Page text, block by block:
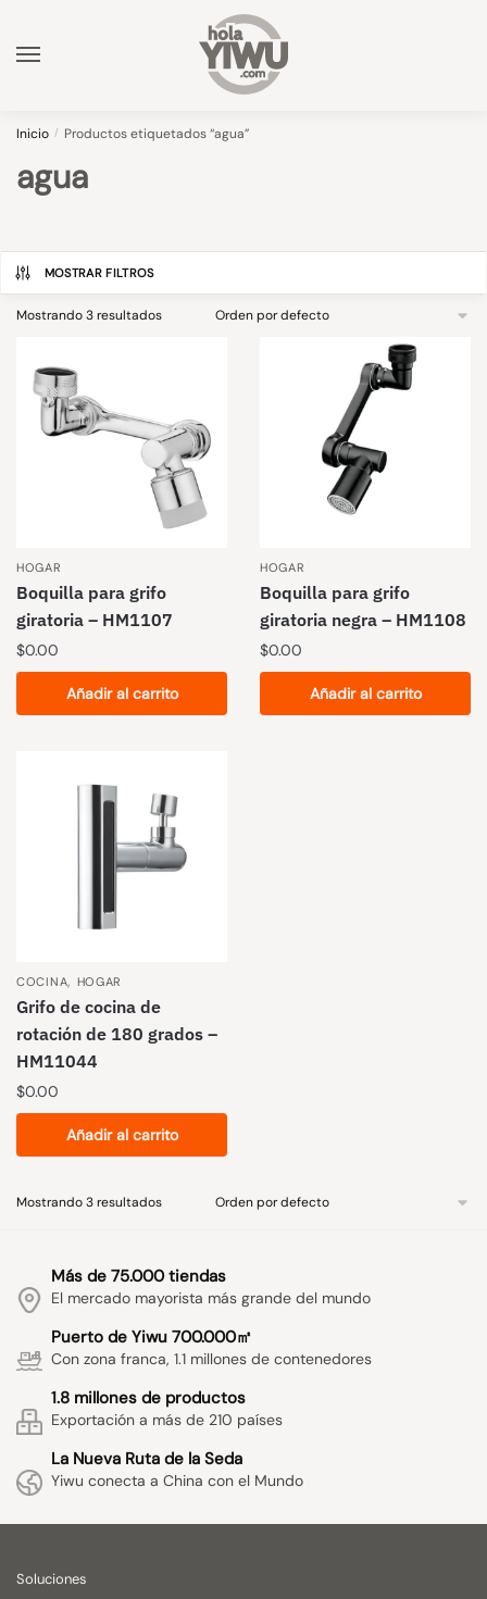
navigation
content
Inicio / Productos etiquetados “agua”
agua
MOSTRAR FILTROS
Mostrando 3 resultados
HOGAR
Boquilla para grifo
giratoria – HM1107
$0.00
Añadir al carrito
HOGAR
Boquilla para grifo
giratoria negra – HM1108
$0.00
Añadir al carrito
COCINA, HOGAR
Grifo de cocina de
rotación de 180 grados –
HM11044
$0.00
Añadir al carrito
Mostrando 3 resultados
Más de 75.000 tiendas
El mercado mayorista más grande del mundo
Puerto de Yiwu 700.000㎡
Con zona franca, 1.1 millones de contenedores
1.8 millones de productos
Exportación a más de 210 países
La Nueva Ruta de la Seda
Yiwu conecta a China con el Mundo
Soluciones